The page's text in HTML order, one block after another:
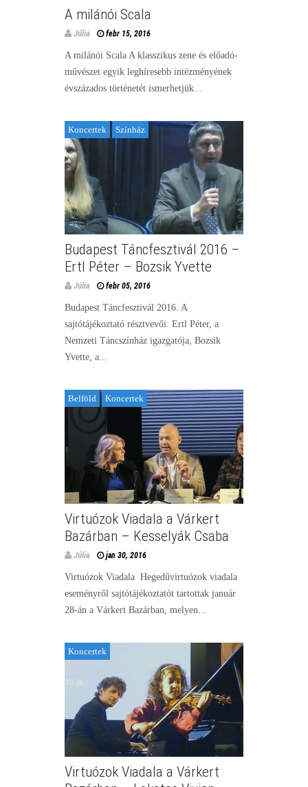
A milánói Scala
Júlia febr 15, 2016
A milánói Scala A klasszikus zene és előadó-
művészet egyik leghíresebb intézményének
évszázados történetét ismerhetjük...
Koncertek Színház
Budapest Táncfesztivál 2016 –
Ertl Péter – Bozsik Yvette
Júlia febr 05, 2016
Budapest Táncfesztivál 2016. A
sajtótájékoztató résztvevői: Ertl Péter, a
Nemzeti Táncszínház igazgatója, Bozsik
Yvette, a...
Belföld Koncertek
Virtuózok Viadala a Várkert
Bazárban – Kesselyák Csaba
Júlia jan 30, 2016
Virtuózok Viadala Hegedűvirtuózok viadala
eseményről sajtótájékoztatót tartottak január
28-án a Várkert Bazárban, melyen...
Koncertek
Virtuózok Viadala a Várkert